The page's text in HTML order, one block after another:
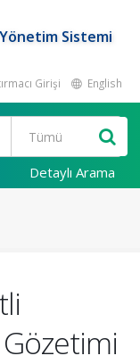
Sistemi
Girişi English
Detaylı Arama